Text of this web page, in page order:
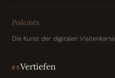
Podcasts
Die Kunst der digitalen Visitenkarte
05Vertiefen